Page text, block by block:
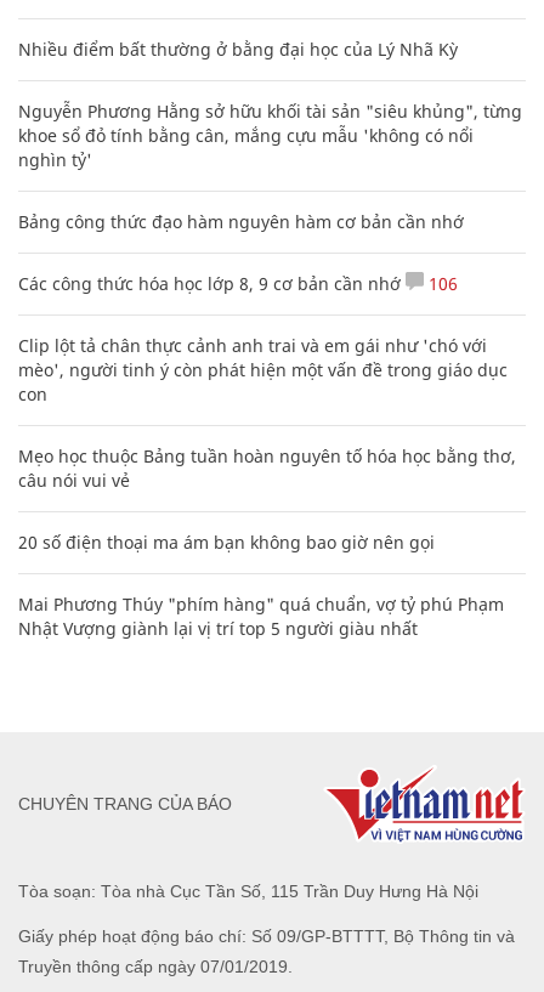
Nhiều điểm bất thường ở bằng đại học của Lý Nhã Kỳ
Nguyễn Phương Hằng sở hữu khối tài sản "siêu khủng", từng
khoe sổ đỏ tính bằng cân, mắng cựu mẫu 'không có nổi
nghìn tỷ'
Bảng công thức đạo hàm nguyên hàm cơ bản cần nhớ
Các công thức hóa học lớp 8, 9 cơ bản cần nhớ 106
Clip lột tả chân thực cảnh anh trai và em gái như 'chó với
mèo', người tinh ý còn phát hiện một vấn đề trong giáo dục
con
Mẹo học thuộc Bảng tuần hoàn nguyên tố hóa học bằng thơ,
câu nói vui vẻ
20 số điện thoại ma ám bạn không bao giờ nên gọi
Mai Phương Thúy "phím hàng" quá chuẩn, vợ tỷ phú Phạm
Nhật Vượng giành lại vị trí top 5 người giàu nhất
Tòa soạn: Tòa nhà Cục Tần Số, 115 Trần Duy Hưng Hà Nội
Giấy phép hoạt động báo chí: Số 09/GP-BTTTT, Bộ Thông tin và
Truyền thông cấp ngày 07/01/2019.
CHUYÊN TRANG CỦA BÁO